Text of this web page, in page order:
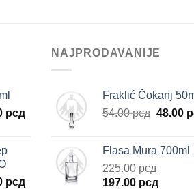
рсдTrenutna
36.00 рсд.
рсдTrenutna
NAJPRODAVANIJE
Fraklić Čokanj
54.00рсд
bila:
54.00
48.00
Flasa Mura 700ml
225.00рсд
Originalna
197.00 рсд